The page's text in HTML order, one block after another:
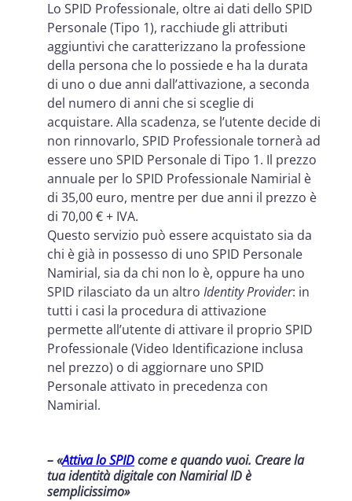
Lo SPID Professionale, oltre ai dati dello SPID
Personale (Tipo 1), racchiude gli attributi
aggiuntivi che caratterizzano la professione
della persona che lo possiede e ha la durata
di uno o due anni dall’attivazione, a seconda
del numero di anni che si sceglie di
acquistare. Alla scadenza, se l’utente decide di
non rinnovarlo, SPID Professionale tornerà ad
essere uno SPID Personale di Tipo 1. Il prezzo
annuale per lo SPID Professionale Namirial è
di 35,00 euro, mentre per due anni il prezzo è
di 70,00 € + IVA.
Questo servizio può essere acquistato sia da
chi è già in possesso di uno SPID Personale
Namirial, sia da chi non lo è, oppure ha uno
SPID rilasciato da un altro Identity Provider: in
tutti i casi la procedura di attivazione
permette all’utente di attivare il proprio SPID
Professionale (Video Identificazione inclusa
nel prezzo) o di aggiornare uno SPID
Personale attivato in precedenza con
Namirial.
– «Attiva lo SPIDcome e quando vuoi. Creare la
tua identità digitale con Namirial ID è
semplicissimo»